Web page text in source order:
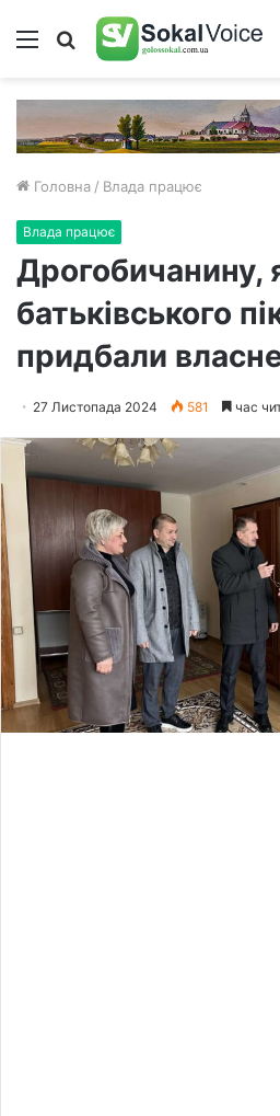
Меню Пошук
Головна / Влада працює
Влада працює
Дрогобичанину,
батьківського
придбали
27 Листопада 2024 581 час